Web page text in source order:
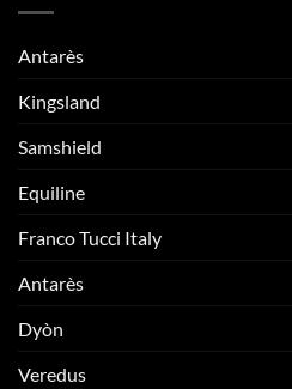
Antarès
Kingsland
Samshield
Equiline
Franco Tucci Italy
Antarès
Dyòn
Veredus